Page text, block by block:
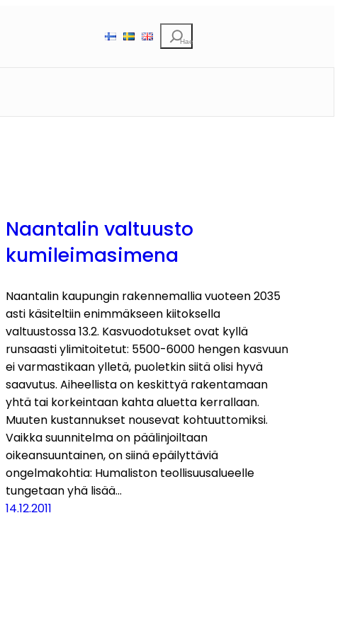
Etsi
Naantalin valtuusto
kumileimasimena
Naantalin kaupungin rakennemallia vuoteen 2035
asti käsiteltiin enimmäkseen kiitoksella
valtuustossa 13.2. Kasvuodotukset ovat kyllä
runsaasti ylimitoitetut: 5500-6000 hengen kasvuun
ei varmastikaan ylletä, puoletkin siitä olisi hyvä
saavutus. Aiheellista on keskittyä rakentamaan
yhtä tai korkeintaan kahta aluetta kerrallaan.
Muuten kustannukset nousevat kohtuuttomiksi.
Vaikka suunnitelma on päälinjoiltaan
oikeansuuntainen, on siinä epäilyttäviä
ongelmakohtia: Humaliston teollisuusalueelle
tungetaan yhä lisää…
14.12.2011